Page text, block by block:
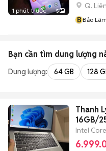
1 phút trước 5
Q.
BBảo Lâm
Bạn cần tìm dung lượng
Dung lượng: 64 GB 128
Thanh
16GB/
Intel